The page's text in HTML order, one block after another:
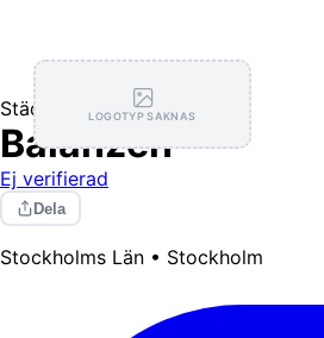
LOGOTYP SAKNAS
Städning
Balanzen
Ej verifierad
Dela
Stockholms Län • Stockholm